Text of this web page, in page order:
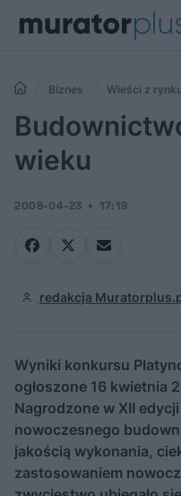
Biznes Wieści z rynku
wieku
2008-04-23 17:19
redakcja
Wyniki konkursu
ogłoszone 16 kwietnia
Nagrodzone w XII
nowoczesnego
jakością wykonania,
zastosowaniem